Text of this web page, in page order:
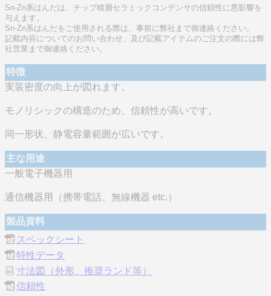
Sn-Zn系はんだは、チップ積層セラミックコンデンサの信頼性に悪影響を
与えます。
Sn-Zn系はんだをご使用される際は、事前に弊社まで御連絡ください。
記載内容についてのお問い合わせ、及び記載アイテムのご注文の際には弊
社営業まで御連絡ください。
特徴
実装密度の向上が図れます。
モノリシックの構造のため、信頼性が高いです。
同一形状、静電容量範囲が広いです。
主な用途
一般電子機器用
通信機器用（携帯電話、無線機器 etc.）
製品資料
スペックシート
特性データ
寸法図（外形、推奨ランド等）
信頼性